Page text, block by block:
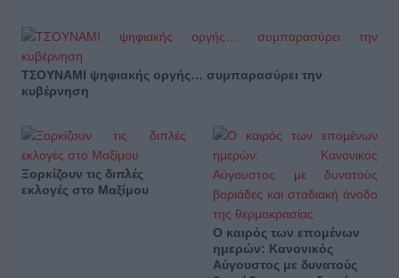
ΤΣΟΥΝΑΜΙ ψηφιακής οργής… συμπαρασύρει την
κυβέρνηση
Ξορκίζουν τις διπλές
εκλογές στο Μαξίμου
Ο καιρός των επομένων
ημερών: Κανονικός
Αύγουστος με δυνατούς